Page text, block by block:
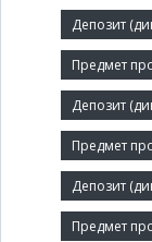
07290586
Величина:
Мало
Број
58
Заступник: